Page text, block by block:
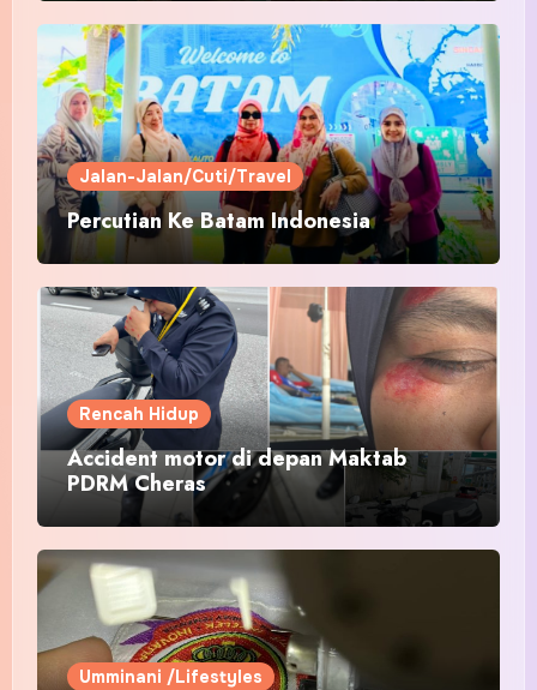
Jalan-Jalan/Cuti/Travel
Percutian Ke Batam Indonesia
Rencah Hidup
Accident motor di depan Maktab
PDRM Cheras
Umminani /Lifestyles